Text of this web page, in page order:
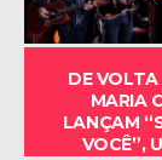
DE
MARIA
LANÇAM
VOCÊ”,